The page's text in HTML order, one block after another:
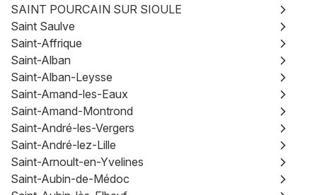
SAINT POURCAIN SUR SIOULE
Saint Saulve
Saint-Affrique
Saint-Alban
Saint-Alban-Leysse
Saint-Amand-les-Eaux
Saint-Amand-Montrond
Saint-André-les-Vergers
Saint-André-lez-Lille
Saint-Arnoult-en-Yvelines
Saint-Aubin-de-Médoc